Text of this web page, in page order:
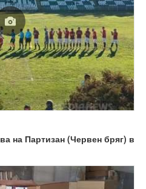
на Партизан (Червен бряг) в